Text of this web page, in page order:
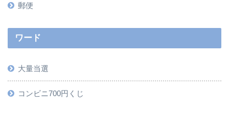
郵便
ワード
大量当選
コンビニ700円くじ